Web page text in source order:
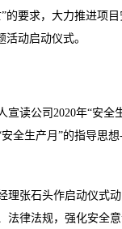
的要求，大力推进项
活动启动仪式。
宣读公司2020年“安
全生产月”的指导思
理张石头作启动仪式
法律法规，强化安全